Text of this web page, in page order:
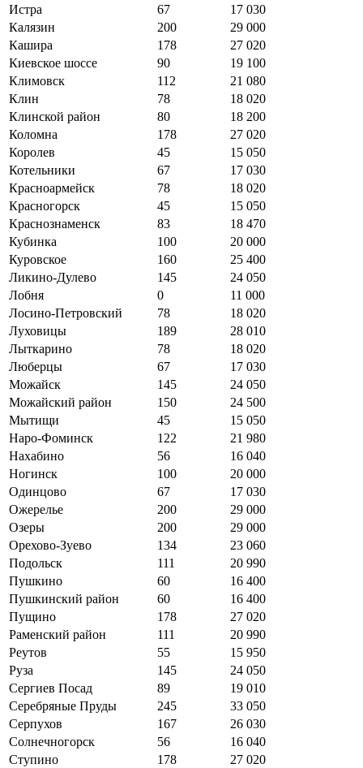
Истра
67
17 030
Калязин
200
29 000
Кашира
178
27 020
Киевское шоссе
90
19 100
Климовск
112
21 080
Клин
78
18 020
Клинской район
80
18 200
Коломна
178
27 020
Королев
45
15 050
Котельники
67
17 030
Красноармейск
78
18 020
Красногорск
45
15 050
Краснознаменск
83
18 470
Кубинка
100
20 000
Куровское
160
25 400
Ликино-Дулево
145
24 050
Лобня
0
11 000
Лосино-Петровский
78
18 020
Луховицы
189
28 010
Лыткарино
78
18 020
Люберцы
67
17 030
Можайск
145
24 050
Можайский район
150
24 500
Мытищи
45
15 050
Наро-Фоминск
122
21 980
Нахабино
56
16 040
Ногинск
100
20 000
Одинцово
67
17 030
Ожерелье
200
29 000
Озеры
200
29 000
Орехово-Зуево
134
23 060
Подольск
111
20 990
Пушкино
60
16 400
Пушкинский район
60
16 400
Пущино
178
27 020
Раменский район
111
20 990
Реутов
55
15 950
Руза
145
24 050
Сергиев Посад
89
19 010
Серебряные Пруды
245
33 050
Серпухов
167
26 030
Солнечногорск
56
16 040
Ступино
178
27 020